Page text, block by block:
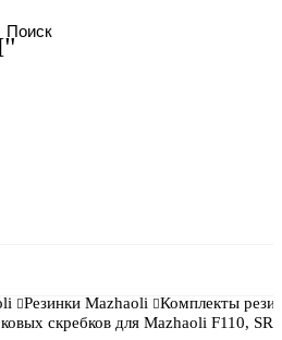
Резинки Mazhaoli
Комплекты
скребков для Mazhaoli F110, SR,